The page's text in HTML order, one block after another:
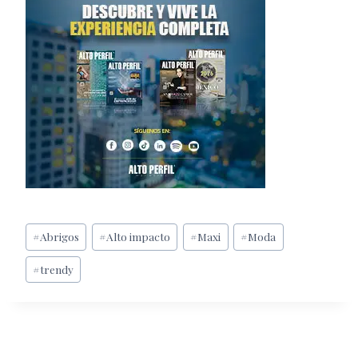
Etiquetas
de
la
#Abrigos #Alto impacto #Maxi #Moda
#trendy